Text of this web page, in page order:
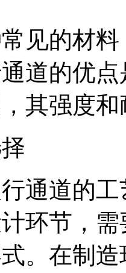
见的材
道的优
其强度
通道的
环节，
。在制